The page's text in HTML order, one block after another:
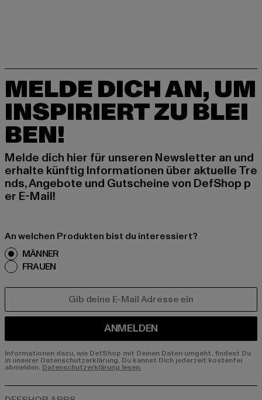
MELDE DICH AN, UM
INSPIRIERT ZU BLEI
BEN!
Melde dich hier für unseren Newsletter an und
erhalte künftig Informationen über aktuelle Tre
nds, Angebote und Gutscheine von DefShop p
er E-Mail!
An welchen Produkten bist du interessiert?
MÄNNER
FRAUEN
ANMELDEN
Informationen dazu, wie DefShop mit Deinen Daten umgeht, findest Du
in unserer Datenschutzerklärung. Du kannst Dich jederzeit kostenfei
abmelden. Datenschutzerklärung lesen.